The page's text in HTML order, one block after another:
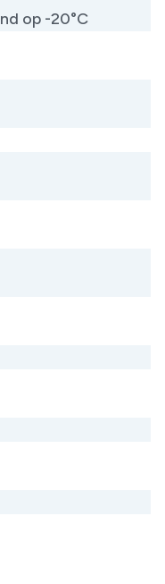
op -20°C